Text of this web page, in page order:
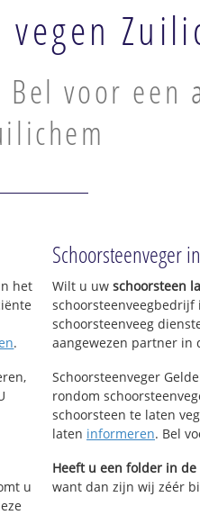
Bel voor een
het
.
u
Schoorsteenveger
Wilt u uw schoorsteen
schoorsteenveeg
aangewezen partner in
Schoorsteenveger
rondom
schoorsteen te laten
laten informeren. Bel
Heeft u een folder in de
want dan zijn wij zéér